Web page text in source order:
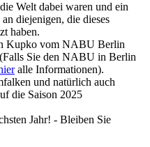
Welt dabei waren und ein
diejenigen, die dieses
haben.
Kupko vom NABU Berlin
Sie den NABU in Berlin
alle Informationen).
und natürlich auch
die Saison 2025
Jahr! - Bleiben Sie